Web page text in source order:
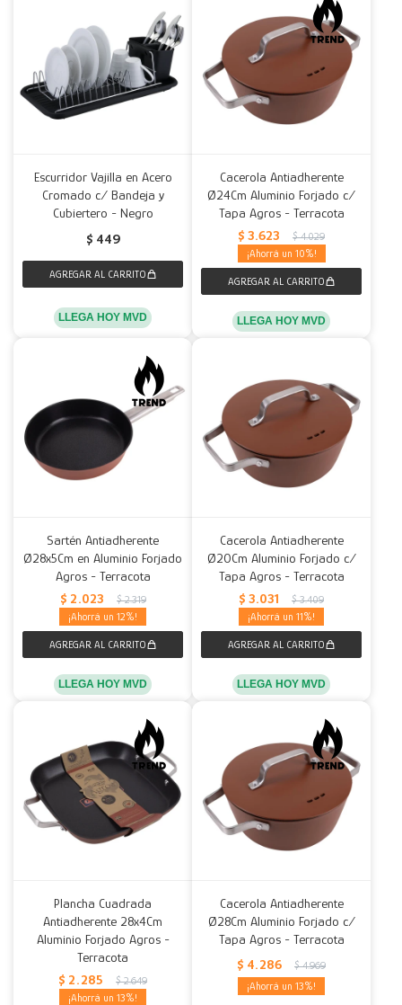
Escurridor Vajilla en Acero
Cromado c/ Bandeja y
Cubiertero - Negro
$ 449
LLEGA HOY MVD
Cacerola Antiadherente
Ø24Cm Aluminio Forjado c/
Tapa Agros - Terracota
$ 3.623 $ 4.029
10
LLEGA HOY MVD
Sartén Antiadherente
Ø28x5Cm en Aluminio Forjado
Agros - Terracota
$ 2.023 $ 2.319
12
LLEGA HOY MVD
Cacerola Antiadherente
Ø20Cm Aluminio Forjado c/
Tapa Agros - Terracota
$ 3.031 $ 3.409
11
LLEGA HOY MVD
Plancha Cuadrada
Antiadherente 28x4Cm
Aluminio Forjado Agros -
Terracota
$ 2.285 $ 2.649
13
Cacerola Antiadherente
Ø28Cm Aluminio Forjado c/
Tapa Agros - Terracota
$ 4.286 $ 4.969
13